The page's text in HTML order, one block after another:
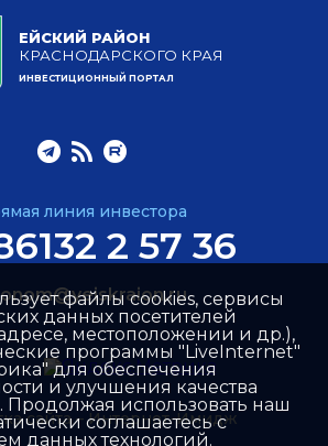
ЕЙСКИЙ РАЙОН
КРАСНОДАРСКОГО КРАЯ
ИНВЕСТИЦИОННЫЙ ПОРТАЛ
линия инвестора
2 57 36
сайта –Интернет-Имидж
файлы cookies, сервисы
данных посетителей
местоположении и др.),
программы "LiveInternet"
для обеспечения
и улучшения качества
Продолжая использовать наш
соглашаетесь с
данных технологий.